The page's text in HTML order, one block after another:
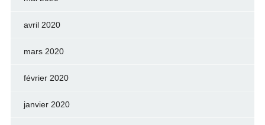
avril 2020
mars 2020
février 2020
janvier 2020